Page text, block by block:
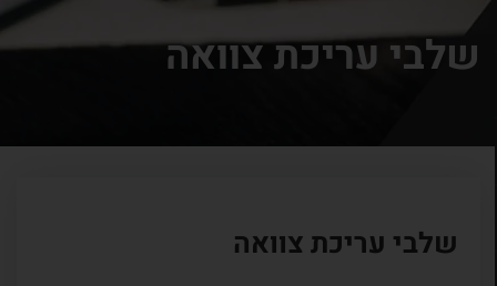
שלבי עריכת צוואה
שלבי עריכת צוואה